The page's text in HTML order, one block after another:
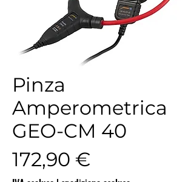
Pinza
Amperometrica
GEO-CM 40
172,90 €